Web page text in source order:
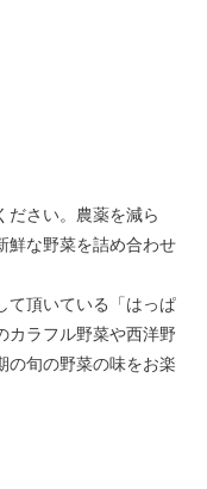
ださい。農薬を減ら
鮮な野菜を詰め合わせ
て頂いている「はっぱ
カラフル野菜や西洋野
の旬の野菜の味をお楽